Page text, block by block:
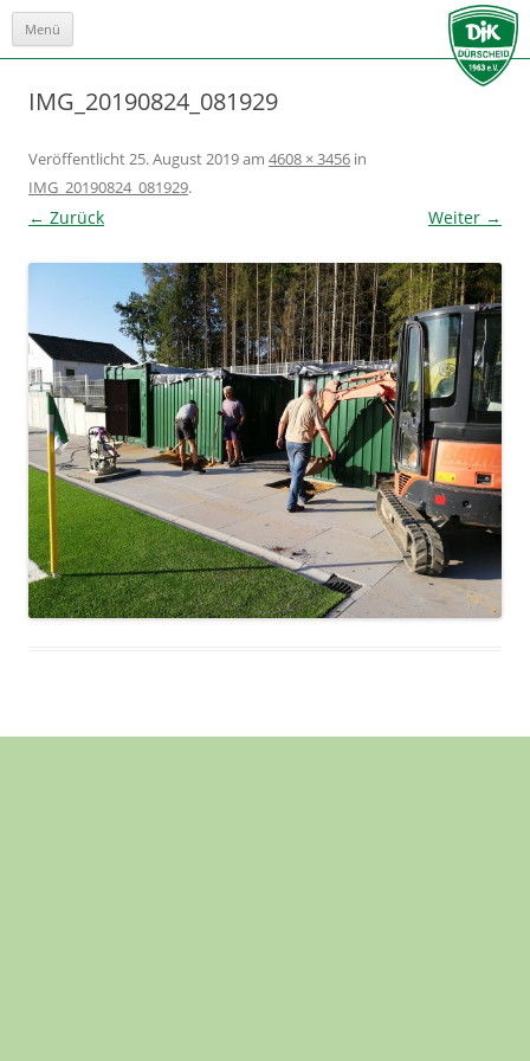
Menü
Zum
IMG_20190824_081929
Veröffentlicht25. August 2019am 4608 × 3456 in
IMG_20190824_081929.
← Zurück Weiter →